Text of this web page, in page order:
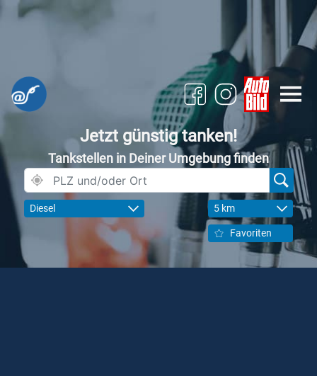
Jetzt günstig tanken!
Tankstellen in Deiner Umgebung finden
Diesel 5 km
Favoriten